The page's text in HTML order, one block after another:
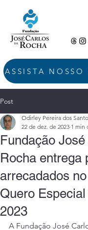
Post
Fundação
Rocha entrega
arrecadados
Quero
2023
Odirley Pereira dos
22 de dez. de 2023 1 min
A Fundação José